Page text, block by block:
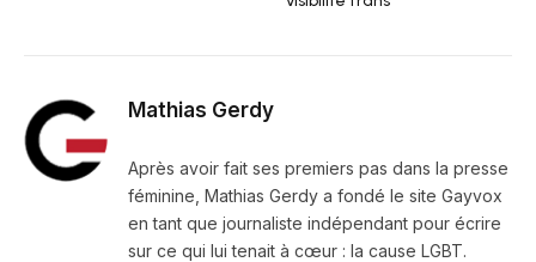
Mathias Gerdy
Après avoir fait ses premiers pas dans la presse
féminine, Mathias Gerdy a fondé le site Gayvox
en tant que journaliste indépendant pour écrire
sur ce qui lui tenait à cœur : la cause LGBT.